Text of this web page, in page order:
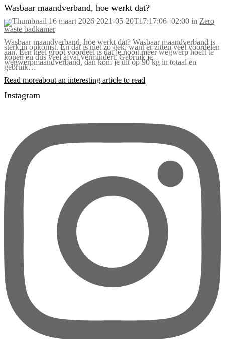
Wasbaar maandverband, hoe werkt dat?
16 maart 2026 2021-05-20T17:17:06+02:00 in Zero
waste badkamer
Wasbaar maandverband, hoe werkt dat? Wasbaar maandverband is
sterk in opkomst. En dat is niet zo gek, want er zitten veel voordelen
aan. Een heel groot voordeel is dat je nooit meer wegwerp hoeft te
kopen en dus veel afval vermindert. Gebruik je
wegwerpmaandverband, dan kom je uit op 90 kg in totaal en
gebruik…
Read moreabout an interesting article to read
Instagram